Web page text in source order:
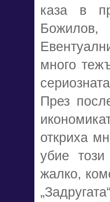
каза в
много
През
откриха
убие
жалко,